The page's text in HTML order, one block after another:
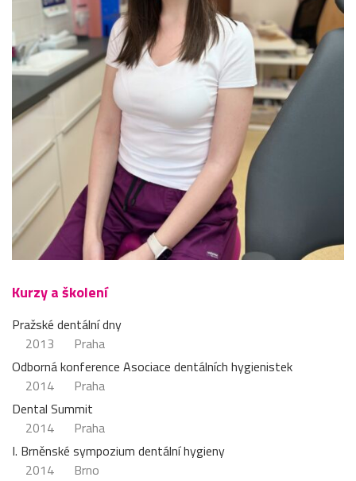
Kurzy a školení
Pražské dentální dny
2013
Praha
Odborná konference Asociace dentálních hygienistek
2014
Praha
Dental Summit
2014
Praha
I. Brněnské sympozium dentální hygieny
2014
Brno